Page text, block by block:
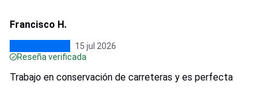
Francisco H.
15 jul 2026
Reseña verificada
Trabajo en conservación de carreteras y es perfecta